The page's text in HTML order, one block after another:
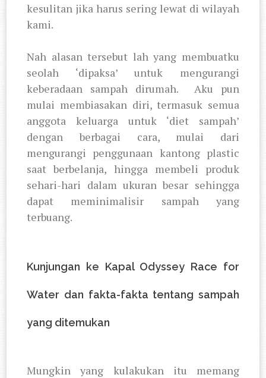
kesulitan jika harus sering lewat di wilayah
kami.
Nah alasan tersebut lah yang membuatku
seolah ‘dipaksa’ untuk mengurangi
keberadaan sampah dirumah.
Aku pun
mulai membiasakan diri, termasuk semua
anggota keluarga untuk ‘diet sampah’
dengan berbagai cara, mulai dari
mengurangi penggunaan kantong plastic
saat berbelanja, hingga membeli produk
sehari-hari dalam ukuran besar sehingga
dapat meminimalisir sampah yang
terbuang.
Kunjungan ke Kapal Odyssey Race for
Water dan fakta-fakta tentang sampah
yang ditemukan
Mungkin yang kulakukan itu memang